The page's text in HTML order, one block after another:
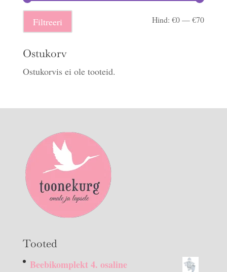
Filtreeri Hind:€0—€70
Ostukorv
Ostukorvis ei ole tooteid.
Tooted
Beebikomplekt 4. osaline